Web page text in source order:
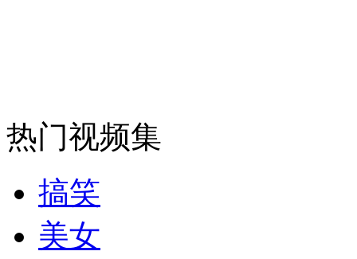
女孩北京地铁殴打老人 痛下狠手拳打脚踢
无痛分娩是否安全 医生回应
外交部：反对强权政治霸凌主义
热门视频集
搞笑
美女